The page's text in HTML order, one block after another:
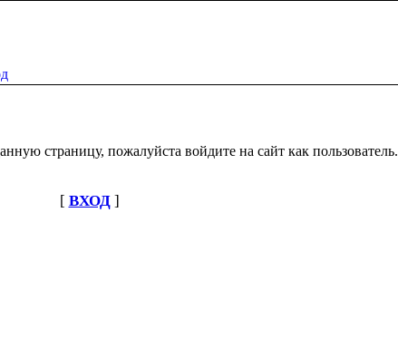
страницу, пожалуйста войдите на сайт как пользователь.
[ ВХОД]